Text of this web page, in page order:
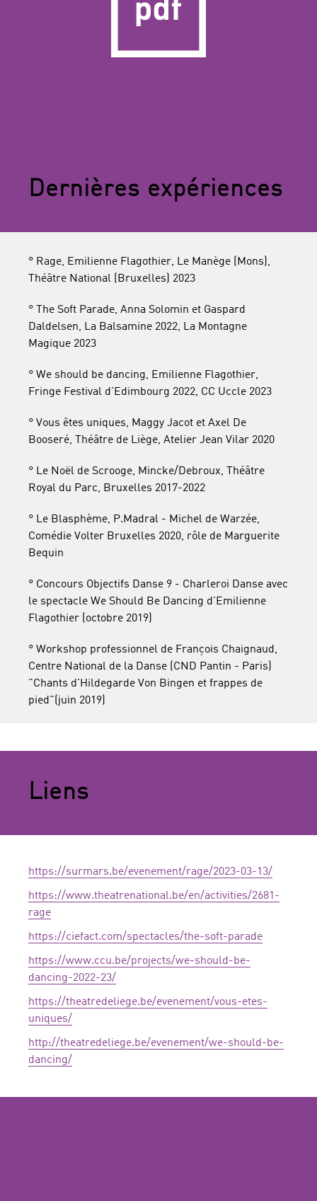
Dernières expériences
° Rage, Emilienne Flagothier, Le Manège (Mons),
Théâtre National (Bruxelles) 2023
° The Soft Parade, Anna Solomin et Gaspard
Daldelsen, La Balsamine 2022, La Montagne
Magique 2023
° We should be dancing, Emilienne Flagothier,
Fringe Festival d'Edimbourg 2022, CC Uccle 2023
° Vous êtes uniques, Maggy Jacot et Axel De
Booseré, Théâtre de Liège, Atelier Jean Vilar 2020
° Le Noël de Scrooge, Mincke/Debroux, Théâtre
Royal du Parc, Bruxelles 2017-2022
° Le Blasphème, P.Madral - Michel de Warzée,
Comédie Volter Bruxelles 2020, rôle de Marguerite
Bequin
° Concours Objectifs Danse 9 - Charleroi Danse avec
le spectacle We Should Be Dancing d'Emilienne
Flagothier (octobre 2019)
° Workshop professionnel de François Chaignaud,
Centre National de la Danse (CND Pantin - Paris)
"Chants d'Hildegarde Von Bingen et frappes de
pied"(juin 2019)
Liens
https://surmars.be/evenement/rage/2023-03-13/
https://www.theatrenational.be/en/activities/2681-
rage
https://ciefact.com/spectacles/the-soft-parade
https://www.ccu.be/projects/we-should-be-
dancing-2022-23/
https://theatredeliege.be/evenement/vous-etes-
uniques/
http://theatredeliege.be/evenement/we-should-be-
dancing/